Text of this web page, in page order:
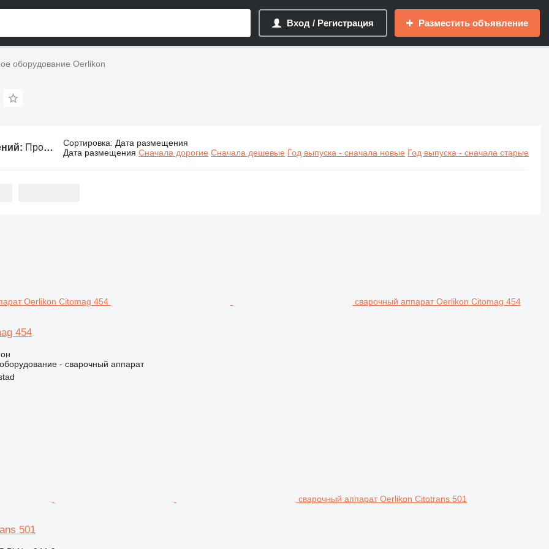
Вход / Регистрация Разместить объявление
оборудование Oerlikon
Промышленное оборудование Oerlikon Сортировка: Дата размещения
Дата размещения Сначала дорогие Сначала дешевые Год выпуска - сначала новые Год выпуска - сначала старые
сварочный аппарат Oerlikon Citomag 454
454
- сварочный аппарат
сварочный аппарат Oerlikon Citotrans 501
501